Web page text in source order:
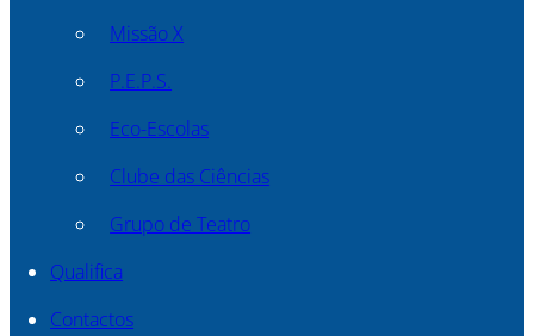
Missão X
P.E.P.S.
Eco-Escolas
Clube das Ciências
Grupo de Teatro
Qualifica
Contactos